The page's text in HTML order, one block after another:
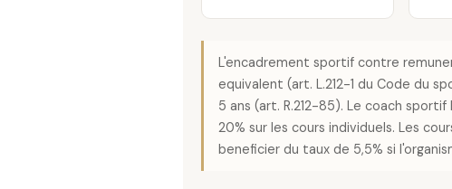
L'encadrement sportif contre
equivalent (art. L.212-1 du Code du
5 ans (art. R.212-85). Le coach
20% sur les cours individuels. Les
beneficier du taux de 5,5% si